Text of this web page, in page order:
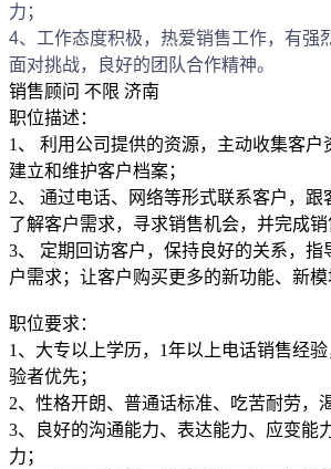
力；
4、工作态度积极，热爱销售工作，有强
面对挑战，良好的团队合作精神。
销售顾问 不限 济南
职位描述：
1、 利用公司提供的资源，主动收集客户
建立和维护客户档案；
2、 通过电话、网络等形式联系客户，跟
了解客户需求，寻求销售机会，并完成销
3、 定期回访客户，保持良好的关系，指
户需求；让客户购买更多的新功能、新模
职位要求：
1、大专以上学历，1年以上电话销售经
验者优先；
2、性格开朗、普通话标准、吃苦耐劳，
3、良好的沟通能力、表达能力、应变能
力；